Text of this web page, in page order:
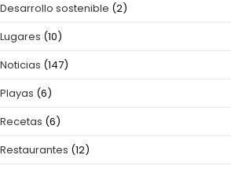
Desarrollo sostenible (2)
Lugares (10)
Noticias (147)
Playas (6)
Recetas (6)
Restaurantes (12)